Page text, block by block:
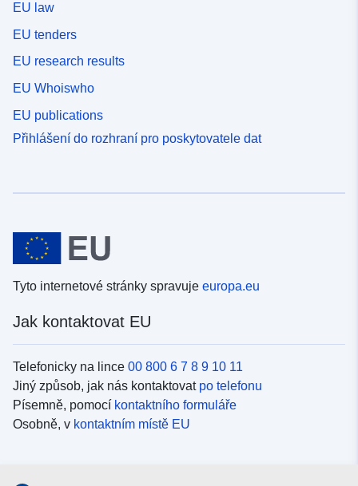
EU law
EU tenders
EU research results
EU Whoiswho
EU publications
Přihlášení do rozhraní pro poskytovatele dat
Tyto internetové stránky spravuje europa.eu
Jak kontaktovat EU
Telefonicky na lince 00 800 6 7 8 9 10 11
Jiný způsob, jak nás kontaktovat po telefonu
Písemně, pomocí kontaktního formuláře
Osobně, v kontaktním místě EU